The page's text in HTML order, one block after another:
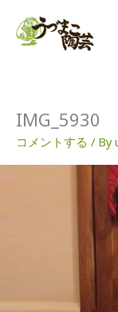
IMG_5930
コメントする / By